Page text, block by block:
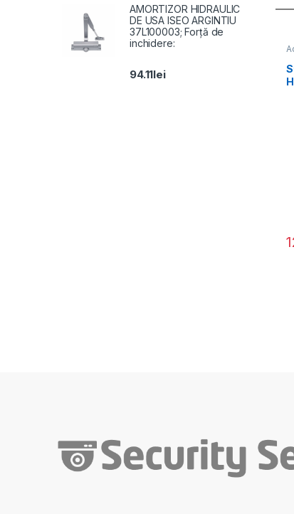
AMORTIZOR HIDRAULIC
DE USA ISEO ARGINTIU
37L100003; Forță de
inchidere:
94.11lei